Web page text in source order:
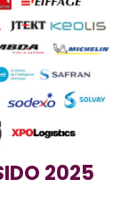
2025